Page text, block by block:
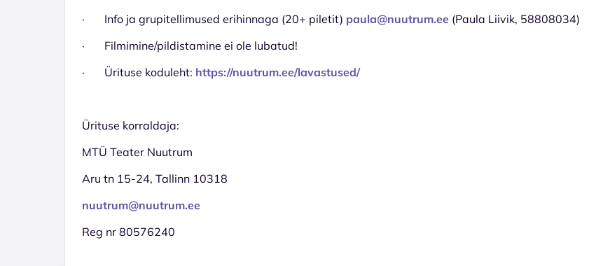
· Info ja grupitellimused erihinnaga (20+ piletit) paula@nuutrum.ee (Paula Liivik, 58808034)
· Filmimine/pildistamine ei ole lubatud!
· Ürituse koduleht: https://nuutrum.ee/lavastused/
Ürituse korraldaja:
MTÜ Teater Nuutrum
Aru tn 15-24, Tallinn 10318
nuutrum@nuutrum.ee
Reg nr 80576240